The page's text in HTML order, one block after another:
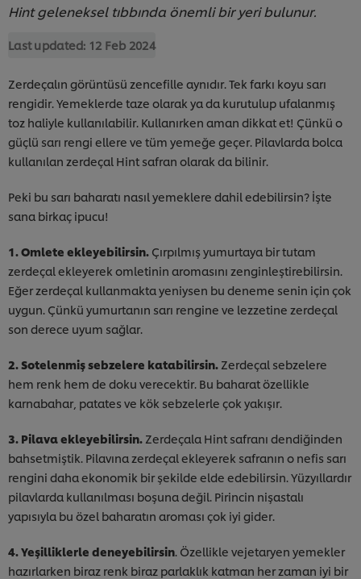
Hint geleneksel tıbbında önemli bir yeri bulunur.
Last updated: 12 Feb 2024
Zerdeçalın görüntüsü zencefille aynıdır. Tek farkı koyu sarı
rengidir. Yemeklerde taze olarak ya da kurutulup ufalanmış
toz haliyle kullanılabilir. Kullanırken aman dikkat et! Çünkü o
güçlü sarı rengi ellere ve tüm yemeğe geçer. Pilavlarda bolca
kullanılan zerdeçal Hint safran olarak da bilinir.
Peki bu sarı baharatı nasıl yemeklere dahil edebilirsin? İşte
sana birkaç ipucu!
1. Omlete ekleyebilirsin. Çırpılmış yumurtaya bir tutam
zerdeçal ekleyerek omletinin aromasını zenginleştirebilirsin.
Eğer zerdeçal kullanmakta yeniysen bu deneme senin için çok
uygun. Çünkü yumurtanın sarı rengine ve lezzetine zerdeçal
son derece uyum sağlar.
2. Sotelenmiş sebzelere katabilirsin. Zerdeçal sebzelere
hem renk hem de doku verecektir. Bu baharat özellikle
karnabahar, patates ve kök sebzelerle çok yakışır.
3. Pilava ekleyebilirsin. Zerdeçala Hint safranı dendiğinden
bahsetmiştik. Pilavına zerdeçal ekleyerek safranın o nefis sarı
rengini daha ekonomik bir şekilde elde edebilirsin. Yüzyıllardır
pilavlarda kullanılması boşuna değil. Pirincin nişastalı
yapısıyla bu özel baharatın aroması çok iyi gider.
4. Yeşilliklerle deneyebilirsin . Özellikle vejetaryen yemekler
hazırlarken biraz renk biraz parlaklık katman her zaman iyi bir